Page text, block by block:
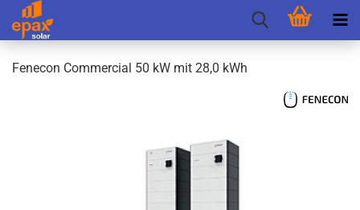
Fen­e­con Com­mer­cial 50 kW mit 28,0 kWh